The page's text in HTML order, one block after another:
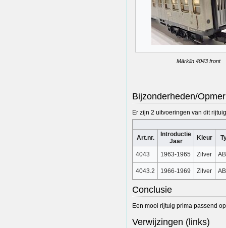
Märklin 4043 front
Bijzonderheden/
Er zijn 2 uitvoeringen van dit
Art.nr.
Introductie
Jaar
Kleur
4043 1963-1965 Zilver
4043.2 1966-1969 Zilver
Conclusie
Een mooi rijtuig prima passend
Verwijzingen (links)